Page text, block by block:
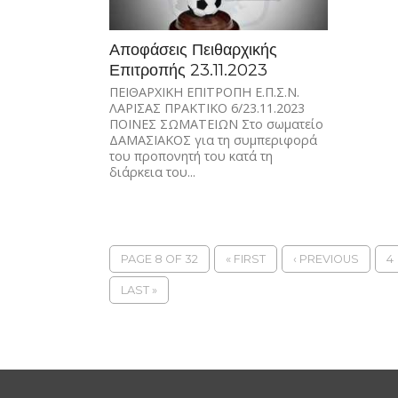
Αποφάσεις Πειθαρχικής
Επιτροπής 23.11.2023
ΠΕΙΘΑΡΧΙΚΗ ΕΠΙΤΡΟΠΗ Ε.Π.Σ.Ν.
ΛΑΡΙΣΑΣ ΠΡΑΚΤΙΚΟ 6/23.11.2023
ΠΟΙΝΕΣ ΣΩΜΑΤΕΙΩΝ Στο σωματείο
ΔΑΜΑΣΙΑΚΟΣ για τη συμπεριφορά
του προπονητή του κατά τη
διάρκεια του...
PAGE 8 OF 32 « FIRST ‹ PREVIOUS 4
LAST »